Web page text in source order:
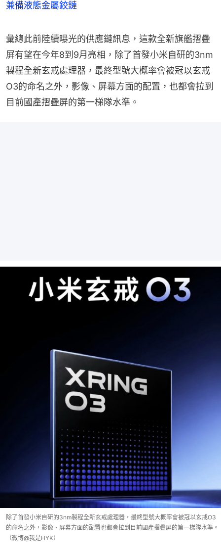
兼備液態金屬鉸鏈
彙總此前陸續曝光的供應鏈訊息，這款全新旗艦摺疊
屏有望在今年8到9月亮相，除了首發小米自研的3nm
製程全新玄戒處理器，最終型號大概率會被冠以玄戒
O3的命名之外，影像、屏幕方面的配置，也都會拉到
目前國產摺疊屏的第一梯隊水準。
除了首發小米自研的3nm製程全新玄戒處理器，最終型號大概率會被冠以玄戒O3
的命名之外，影像、屏幕方面的配置也都會拉到目前國產摺疊屏的第一梯隊水準。
（微博@我是HYK）